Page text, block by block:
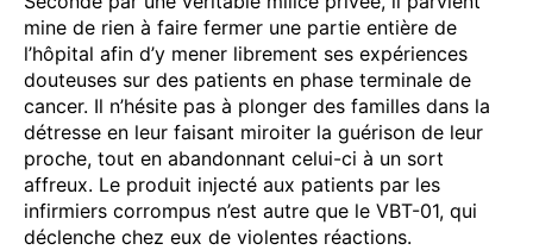
mine de rien à faire fermer une partie entière de
l’hôpital afin d’y mener librement ses expériences
douteuses sur des patients en phase terminale de
cancer. Il n’hésite pas à plonger des familles dans la
détresse en leur faisant miroiter la guérison de leur
proche, tout en abandonnant celui-ci à un sort
affreux. Le produit injecté aux patients par les
infirmiers corrompus n’est autre que le VBT-01, qui
déclenche chez eux de violentes réactions.